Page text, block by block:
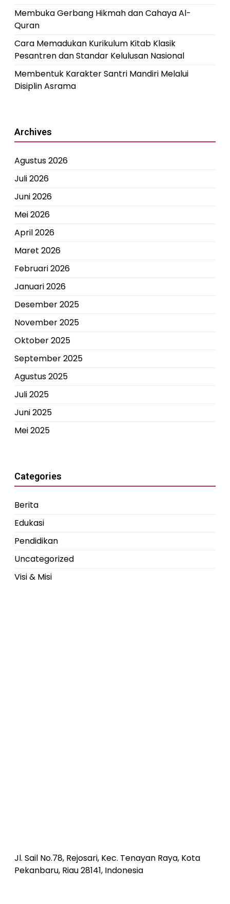
Membuka Gerbang Hikmah dan Cahaya Al-
Quran
Cara Memadukan Kurikulum Kitab Klasik
Pesantren dan Standar Kelulusan Nasional
Membentuk Karakter Santri Mandiri Melalui
Disiplin Asrama
Archives
Agustus 2026
Juli 2026
Juni 2026
Mei 2026
April 2026
Maret 2026
Februari 2026
Januari 2026
Desember 2025
November 2025
Oktober 2025
September 2025
Agustus 2025
Juli 2025
Juni 2025
Mei 2025
Categories
Berita
Edukasi
Pendidikan
Uncategorized
Visi & Misi
Jl. Sail No.78, Rejosari, Kec. Tenayan Raya, Kota
Pekanbaru, Riau 28141, Indonesia